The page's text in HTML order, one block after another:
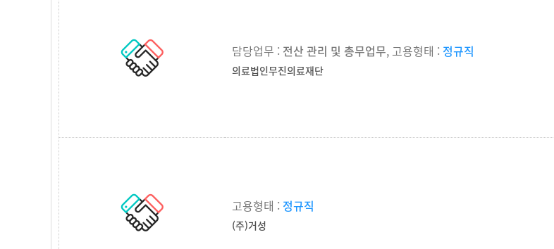
담당업무 : 전산 관리 및 총무업무, 고용형태 : 정규직
의료법인무진의료재단
고용형태 : 정규직
(주)거성